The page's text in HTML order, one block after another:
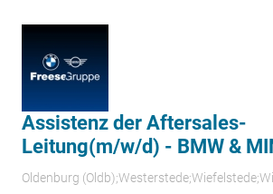
Assistenz der Aftersales-
Leitung(m/w/d) - BMW &
Oldenburg